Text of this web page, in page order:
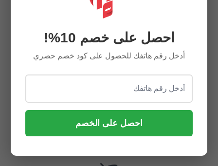
تفاصيل المنتج تقييمات المنتج
احصل على خصم 10%!
أدخل رقم هاتفك للحصول على كود خصم حصري
احصل على الخصم